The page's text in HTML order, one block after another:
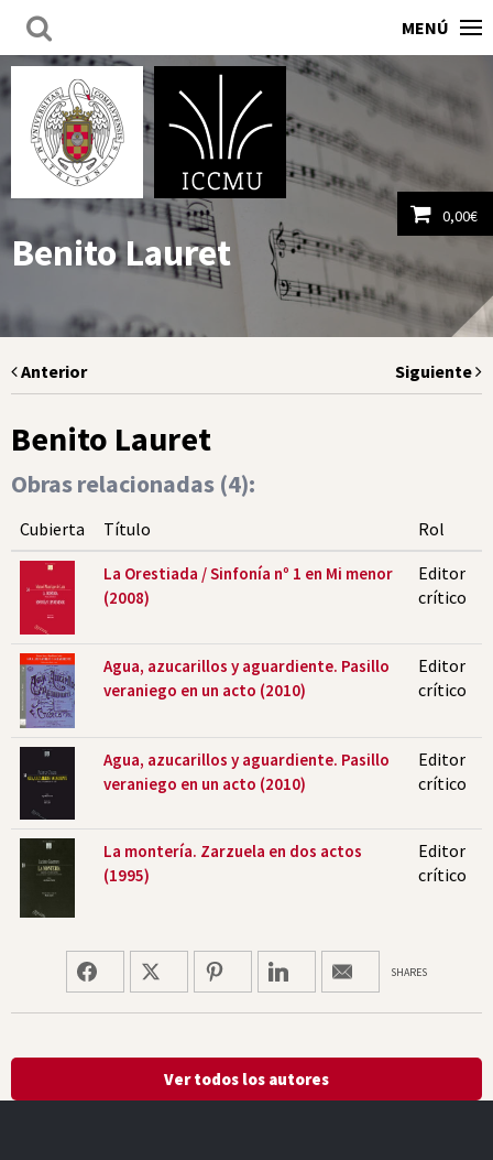
MENÚ
0,00€
Ver carrito
Benito Lauret
Anterior Siguiente
Benito Lauret
Obras relacionadas (4):
Cubierta Título Rol
La Orestiada / Sinfonía nº 1 en Mi menor
(2008)
Editor
crítico
Agua, azucarillos y aguardiente. Pasillo
veraniego en un acto (2010)
Editor
crítico
Agua, azucarillos y aguardiente. Pasillo
veraniego en un acto (2010)
Editor
crítico
La montería. Zarzuela en dos actos
(1995)
Editor
crítico
SHARES
Ver todos los autores